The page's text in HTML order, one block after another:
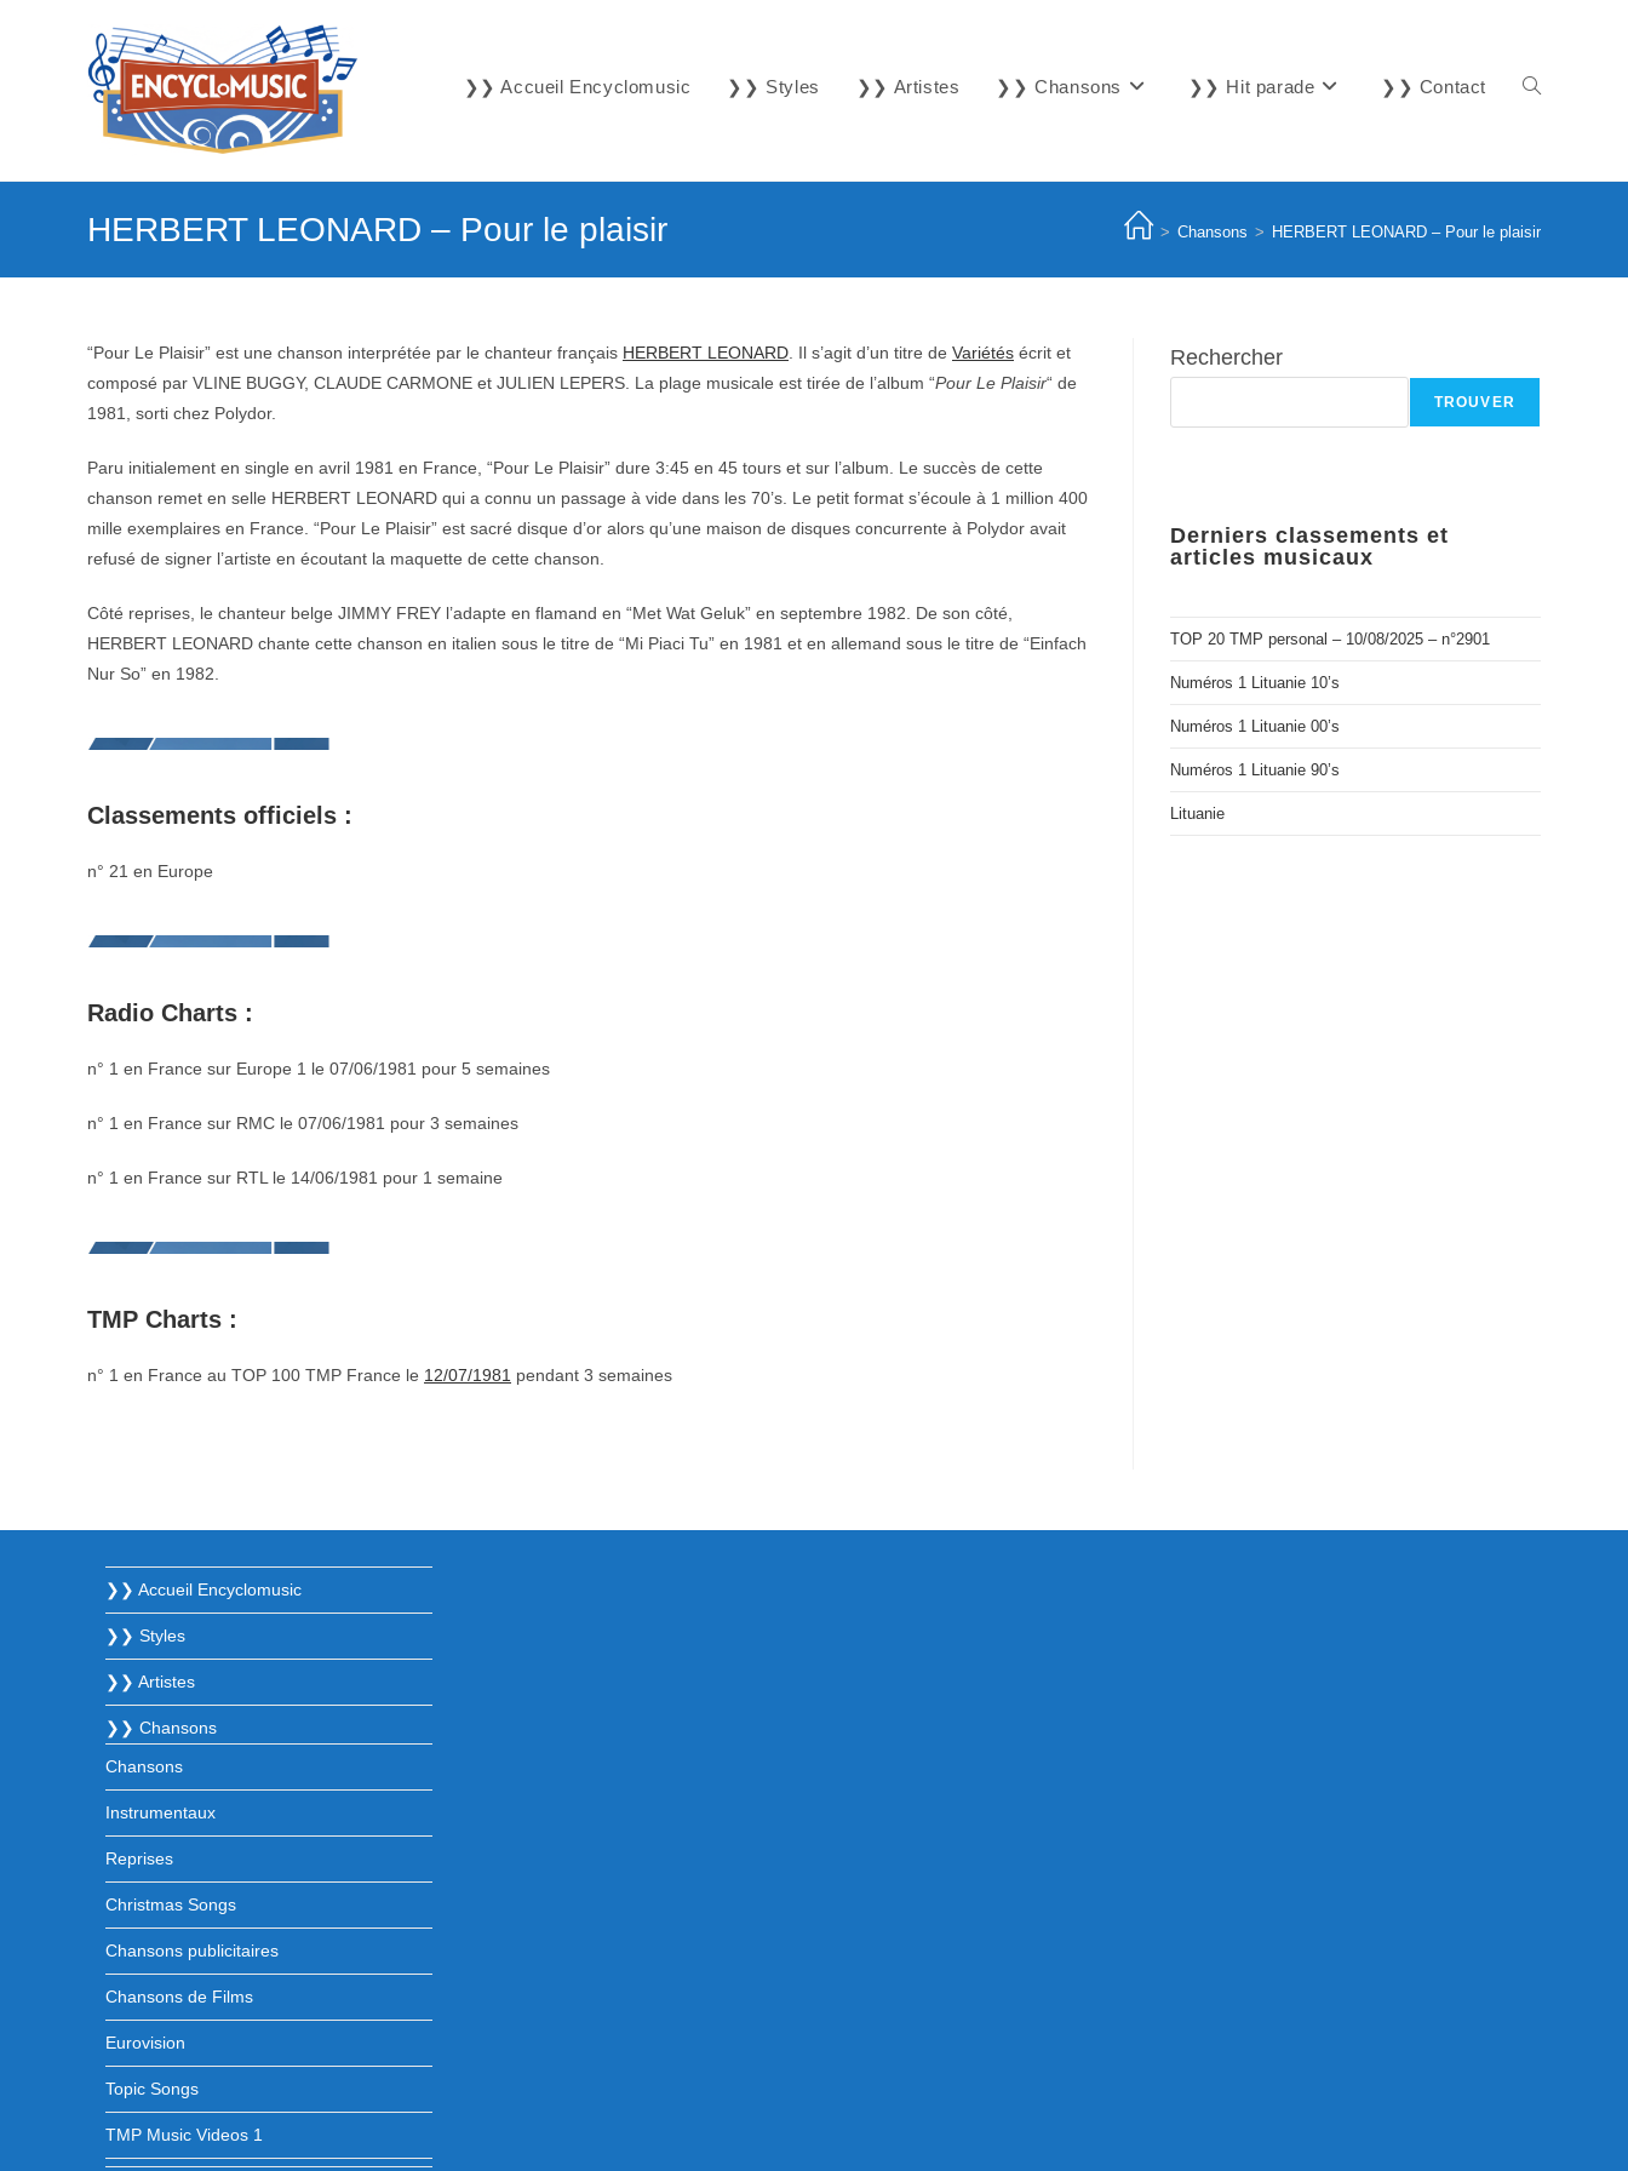
❯❯ Accueil Encyclomusic ❯❯ Styles ❯❯ Artistes ❯❯ Chansons ❯❯ Hit parade ❯❯ Contact Toggle
HERBERT LEONARD – Pour le plaisir > Chansons > HERBERT LEONARD – Pour le plaisir
“Pour Le Plaisir” est une chanson interprétée par le chanteur français HERBERT LEONARD . Il s’agit d’un titre de Variétés écrit et
composé par VLINE BUGGY, CLAUDE CARMONE et JULIEN LEPERS. La plage musicale est tirée de l’album “Pour Le Plaisir“ de
1981, sorti chez Polydor.
Paru initialement en single en avril 1981 en France, “Pour Le Plaisir” dure 3:45 en 45 tours et sur l’album. Le succès de cette
chanson remet en selle HERBERT LEONARD qui a connu un passage à vide dans les 70’s. Le petit format s’écoule à 1 million 400
mille exemplaires en France. “Pour Le Plaisir” est sacré disque d’or alors qu’une maison de disques concurrente à Polydor avait
refusé de signer l’artiste en écoutant la maquette de cette chanson.
Côté reprises, le chanteur belge JIMMY FREY l’adapte en flamand en “Met Wat Geluk” en septembre 1982. De son côté,
HERBERT LEONARD chante cette chanson en italien sous le titre de “Mi Piaci Tu” en 1981 et en allemand sous le titre de “Einfach
Nur So” en 1982.
Classements officiels :
n° 21 en Europe
Radio Charts :
n° 1 en France sur Europe 1 le 07/06/1981 pour 5 semaines
n° 1 en France sur RMC le 07/06/1981 pour 3 semaines
n° 1 en France sur RTL le 14/06/1981 pour 1 semaine
TMP Charts :
n° 1 en France au TOP 100 TMP France le 12/07/1981 pendant 3 semaines
Rechercher
TROUVER
Derniers classements et
articles musicaux
TOP 20 TMP personal – 10/08/2025 – n°2901
Numéros 1 Lituanie 10’s
Numéros 1 Lituanie 00’s
Numéros 1 Lituanie 90’s
Lituanie
❯❯ Accueil Encyclomusic
❯❯ Styles
❯❯ Artistes
❯❯ Chansons
Chansons
Instrumentaux
Reprises
Christmas Songs
Chansons publicitaires
Chansons de Films
Eurovision
Topic Songs
TMP Music Videos 1